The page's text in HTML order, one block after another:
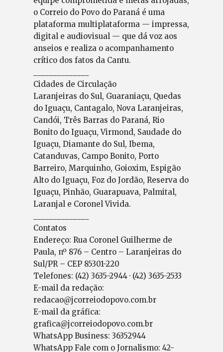
o Correio do Povo do Paraná é uma
plataforma multiplataforma — impressa,
digital e audiovisual — que dá voz aos
anseios e realiza o acompanhamento
crítico dos fatos da Cantu.
Cidades de Circulação
Laranjeiras do Sul, Guaraniaçu, Quedas
do Iguaçu, Cantagalo, Nova Laranjeiras,
Candói, Três Barras do Paraná, Rio
Bonito do Iguaçu, Virmond, Saudade do
Iguaçu, Diamante do Sul, Ibema,
Catanduvas, Campo Bonito, Porto
Barreiro, Marquinho, Goioxim, Espigão
Alto do Iguaçu, Foz do Jordão, Reserva do
Iguaçu, Pinhão, Guarapuava, Palmital,
Laranjal e Coronel Vivida.
Contatos
Endereço: Rua Coronel Guilherme de
Paula, nº 876 – Centro – Laranjeiras do
Sul/PR – CEP 85301-220
Telefones: (42) 3635-2944 · (42) 3635-2533
E-mail da redação:
redacao@jcorreiodopovo.com.br
E-mail da gráfica:
grafica@jcorreiodopovo.com.br
WhatsApp Business: 36352944
WhatsApp Fale com o Jornalismo: 42-